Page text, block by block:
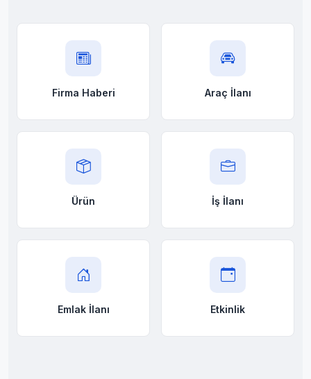
Firma Haberi Araç İlanı
Ürün İş İlanı
Emlak İlanı Etkinlik